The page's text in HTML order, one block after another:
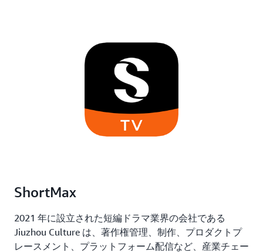
ShortMax
2021 年に設立された短編ドラマ業界の会社である
Jiuzhou Culture は、著作権管理、制作、プロダクトプ
レースメント、プラットフォーム配信など、産業チェー